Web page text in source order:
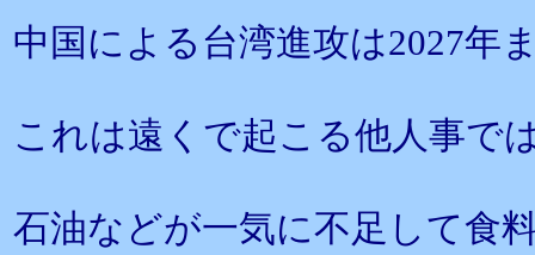
中国による台湾進攻は2027年
これは遠くで起こる他人事で
石油などが一気に不足して食